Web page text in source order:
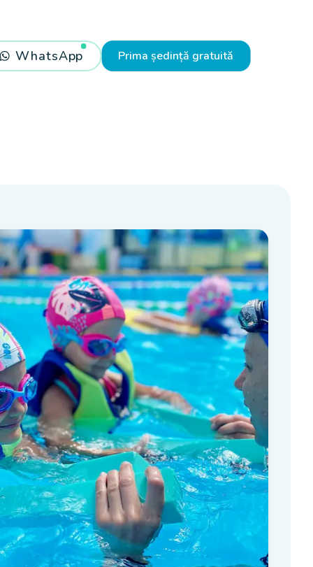
WhatsApp Prima ședință gratuită